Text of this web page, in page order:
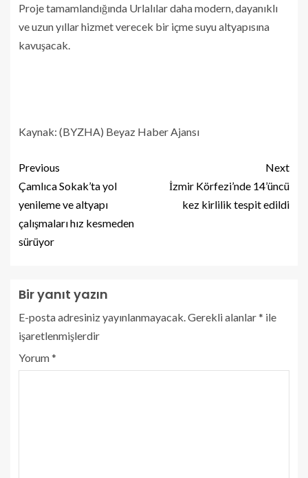
Proje tamamlandığında Urlalılar daha modern, dayanıklı
ve uzun yıllar hizmet verecek bir içme suyu altyapısına
kavuşacak.
Kaynak: (BYZHA) Beyaz Haber Ajansı
Previous
Çamlıca Sokak’ta yol
yenileme ve altyapı
çalışmaları hız kesmeden
sürüyor
Next
İzmir Körfezi’nde 14’üncü
kez kirlilik tespit edildi
Bir yanıt yazın
E-posta adresiniz yayınlanmayacak. Gerekli alanlar* ile
işaretlenmişlerdir
Yorum*